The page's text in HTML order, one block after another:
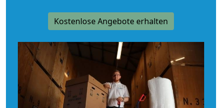
Kostenlose Angebote erhalten